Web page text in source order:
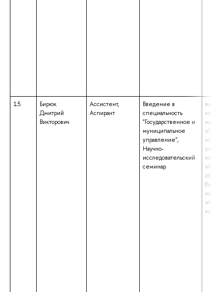
15.
Бирюк
Дмитрий
Викторович
Ассистент,
Аспирант
Введение в
специальность
"Государственное и
муниципальное
управление",
Научно-
исследовательский
семинар